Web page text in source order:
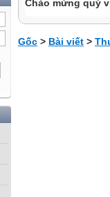
Chào mừng quý
Gốc > Bài viết >